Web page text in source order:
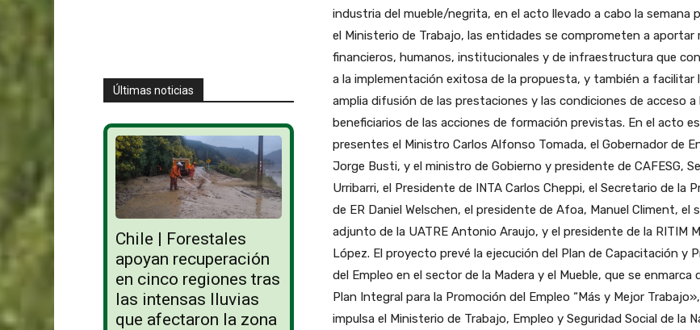
Últimas noticias
Chile | Forestales
apoyan recuperación
en cinco regiones tras
las intensas lluvias
que afectaron la zona
industria del mueble/negrita, en el acto llevado a cabo la semana
el Ministerio de Trabajo, las entidades se comprometen a aportar
financieros, humanos, institucionales y de infraestructura que
a la implementación exitosa de la propuesta, y también a facilitar
amplia difusión de las prestaciones y las condiciones de acceso a
beneficiarios de las acciones de formación previstas. En el acto
presentes el Ministro Carlos Alfonso Tomada, el Gobernador de
Jorge Busti, y el ministro de Gobierno y presidente de CAFESG,
Urribarri, el Presidente de INTA Carlos Cheppi, el Secretario de la
de ER Daniel Welschen, el presidente de Afoa, Manuel Climent, el
adjunto de la UATRE Antonio Araujo, y el presidente de la RITIM
López. El proyecto prevé la ejecución del Plan de Capacitación y
del Empleo en el sector de la Madera y el Mueble, que se enmarca
Plan Integral para la Promoción del Empleo “Más y Mejor
impulsa el Ministerio de Trabajo, Empleo y Seguridad Social de la